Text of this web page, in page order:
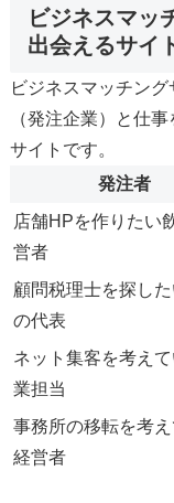
ビジネスマッ
出会えるサイ
ビジネスマッチン
（発注企業）と仕
サイトです。
発注者
店舗HPを作りたい
営者
顧問税理士を探し
の代表
ネット集客を考え
業担当
事務所の移転を考
経営者